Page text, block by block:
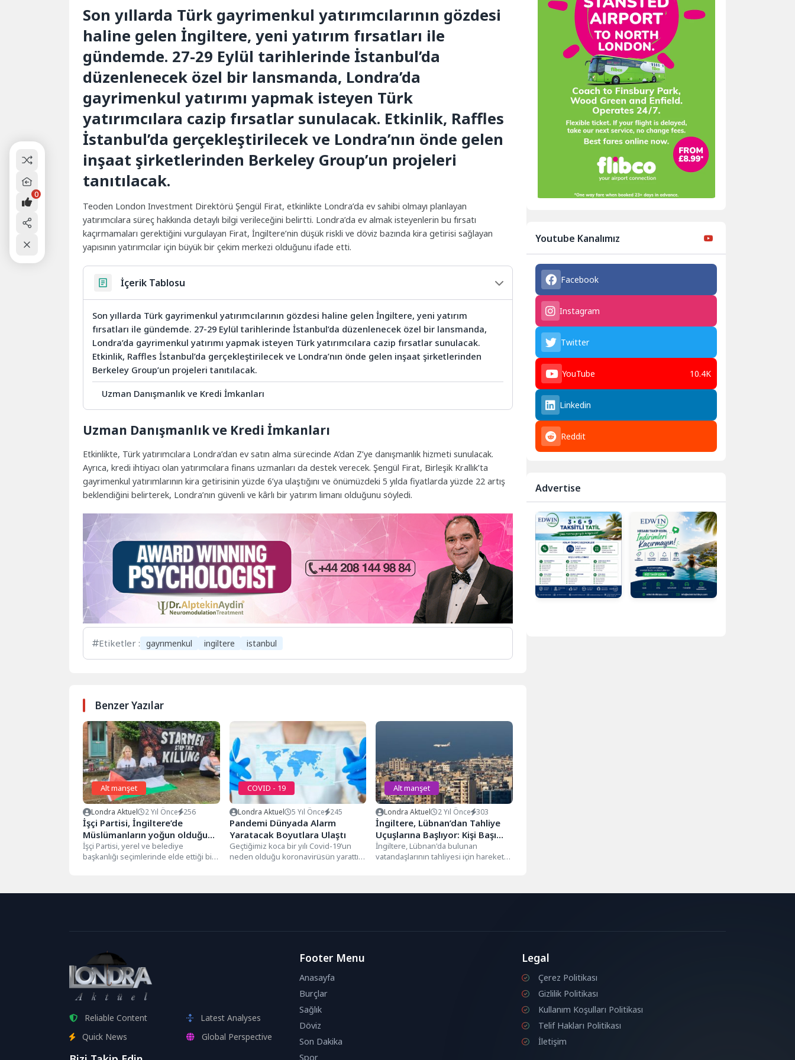
Son yıllarda Türk gayrimenkul yatırımcılarının gözdesi
haline gelen İngiltere, yeni yatırım fırsatları ile
gündemde. 27-29 Eylül tarihlerinde İstanbul’da
düzenlenecek özel bir lansmanda, Londra’da
gayrimenkul yatırımı yapmak isteyen Türk
yatırımcılara cazip fırsatlar sunulacak. Etkinlik, Raffles
İstanbul’da gerçekleştirilecek ve Londra’nın önde gelen
inşaat şirketlerinden Berkeley Group’un projeleri
tanıtılacak.
Teoden London Investment Direktörü Şengül Firat, etkinlikte Londra’da ev sahibi olmayı planlayan
yatırımcılara süreç hakkında detaylı bilgi verileceğini belirtti. Londra’da ev almak isteyenlerin bu fırsatı
kaçırmamaları gerektiğini vurgulayan Firat, İngiltere’nin düşük riskli ve döviz bazında kira getirisi sağlayan
yapısının yatırımcılar için büyük bir çekim merkezi olduğunu ifade etti.
İçerik Tablosu
Son yıllarda Türk gayrimenkul yatırımcılarının gözdesi haline gelen İngiltere, yeni yatırım
fırsatları ile gündemde. 27-29 Eylül tarihlerinde İstanbul’da düzenlenecek özel bir lansmanda,
Londra’da gayrimenkul yatırımı yapmak isteyen Türk yatırımcılara cazip fırsatlar sunulacak.
Etkinlik, Raffles İstanbul’da gerçekleştirilecek ve Londra’nın önde gelen inşaat şirketlerinden
Berkeley Group’un projeleri tanıtılacak.
Uzman Danışmanlık ve Kredi İmkanları
Uzman Danışmanlık ve Kredi İmkanları
Etkinlikte, Türk yatırımcılara Londra’dan ev satın alma sürecinde A’dan Z’ye danışmanlık hizmeti sunulacak.
Ayrıca, kredi ihtiyacı olan yatırımcılara finans uzmanları da destek verecek. Şengül Firat, Birleşik Krallık’ta
gayrimenkul yatırımlarının kira getirisinin yüzde 6’ya ulaştığını ve önümüzdeki 5 yılda fiyatlarda yüzde 22 artış
beklendiğini belirterek, Londra’nın güvenli ve kârlı bir yatırım limanı olduğunu söyledi.
Etiketler : gayrımenkul ingiltere istanbul
Benzer Yazılar
Alt manşet
Londra Aktuel 2 Yıl Önce 256
İşçi Partisi, İngiltere’de
Müslümanların yoğun olduğu
bölgelerde zemin kaybediyor
İşçi Partisi, yerel ve belediye
başkanlığı seçimlerinde elde ettiği bir
COVID - 19
Londra Aktuel 5 Yıl Önce 245
Pandemi Dünyada Alarm
Yaratacak Boyutlara Ulaştı
Geçtiğimiz koca bir yılı Covid-19’un
neden olduğu koronavirüsün yarattığı
Alt manşet
Londra Aktuel 2 Yıl Önce 303
İngiltere, Lübnan’dan Tahliye
Uçuşlarına Başlıyor: Kişi Başı
350 Sterlin
İngiltere, Lübnan'da bulunan
vatandaşlarının tahliyesi için harekete
Youtube Kanalımız
Facebook
Instagram
Twitter
YouTube 10.4K
Linkedin
Reddit
Advertise
Reliable Content
Latest Analyses
Quick News
Global Perspective
Footer Menu
Anasayfa
Burçlar
Sağlık
Döviz
Son Dakika
Spor
Legal
Çerez Politikası
Gizlilik Politikası
Kullanım Koşulları Politikası
Telif Hakları Politikası
İletişim
0